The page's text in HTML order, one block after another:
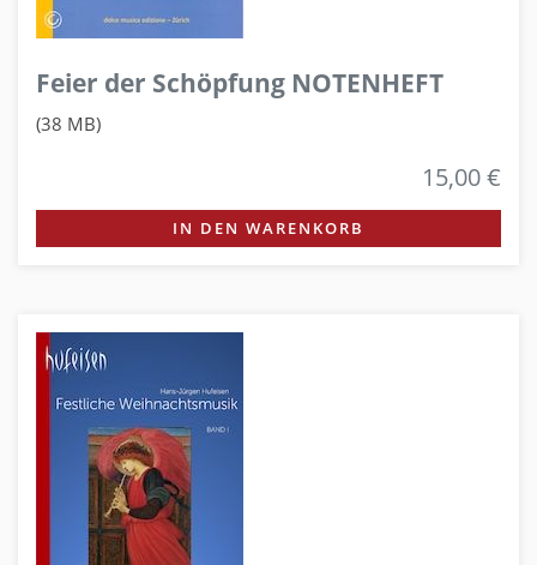
Feier der Schöpfung NOTENHEFT
(38 MB)
15,00 €
IN DEN WARENKORB